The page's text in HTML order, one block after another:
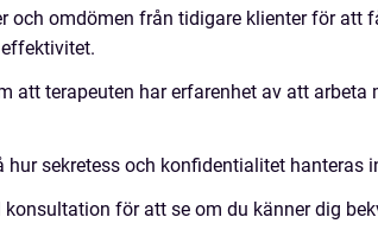
och omdömen från tidigare klienter för att
att terapeuten har erfarenhet av att arbeta
hur sekretess och konfidentialitet hanteras
konsultation för att se om du känner dig